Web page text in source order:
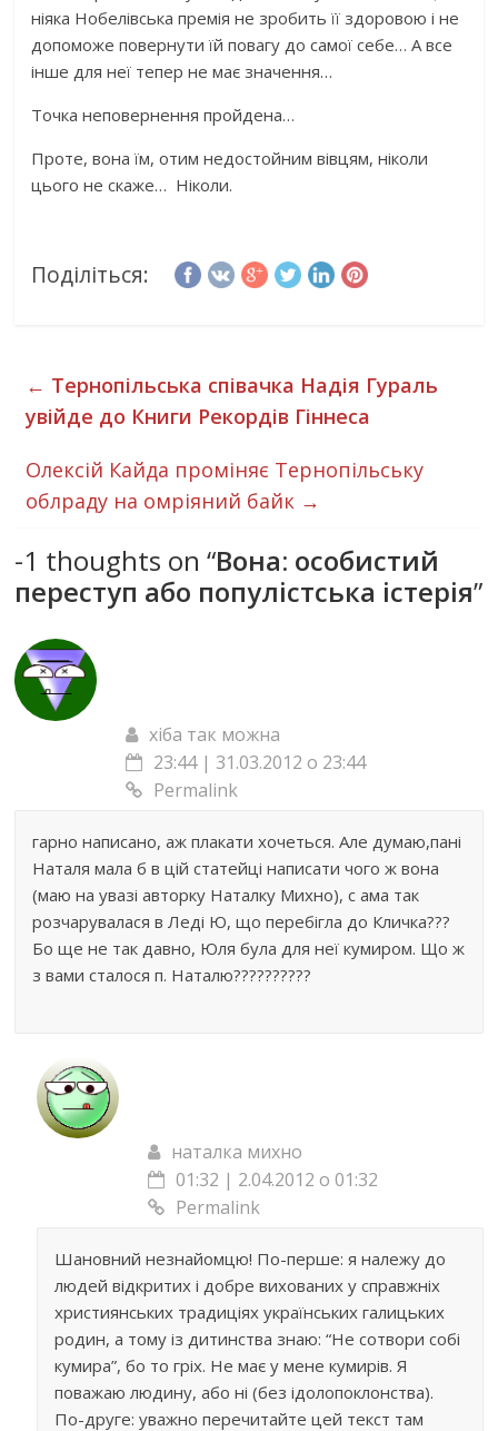
ніяка Нобелівська премія не зробить її здоровою і не
допоможе повернути їй повагу до самої себе… А все
інше для неї тепер не має значення…
Точка неповернення пройдена…
Проте, вона їм, отим недостойним вівцям, ніколи
цього не скаже… Ніколи.
Поділіться:
← Тернопільська співачка Надія Гураль
увійде до Книги Рекордів Гіннеса
Олексій Кайда проміняє Тернопільську
облраду на омріяний байк →
-1 thoughts on “Вона: особистий
переступ або популістська істерія”
хіба так можна
23:44 | 31.03.2012 о 23:44
Permalink
гарно написано, аж плакати хочеться. Але думаю,пані
Наталя мала б в цій статейці написати чого ж вона
(маю на увазі авторку Наталку Михно), с ама так
розчарувалася в Леді Ю, що перебігла до Кличка???
Бо ще не так давно, Юля була для неї кумиром. Що ж
з вами сталося п. Наталю??????????
наталка михно
01:32 | 2.04.2012 о 01:32
Permalink
Шановний незнайомцю! По-перше: я належу до
людей відкритих і добре вихованих у справжніх
християнських традиціях українських галицьких
родин, а тому із дитинства знаю: “Не сотвори собі
кумира”, бо то гріх. Не має у мене кумирів. Я
поважаю людину, або ні (без ідолопоклонства).
По-друге: уважно перечитайте цей текст там